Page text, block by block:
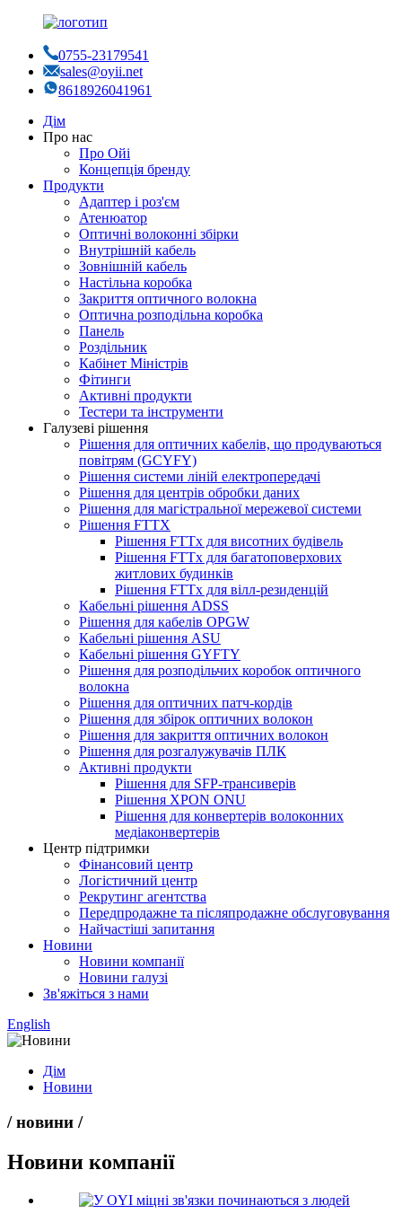
0755-23179541
sales@oyii.net
8618926041961
Дім
Про нас
Про Ойі
Концепція бренду
Продукти
Адаптер і роз'єм
Атенюатор
Оптичні волоконні збірки
Внутрішній кабель
Зовнішній кабель
Настільна коробка
Закриття оптичного волокна
Оптична розподільна коробка
Панель
Роздільник
Кабінет Міністрів
Фітинги
Активні продукти
Тестери та інструменти
Галузеві рішення
Рішення для оптичних кабелів, що продуваються
повітрям (GCYFY)
Рішення системи ліній електропередачі
Рішення для центрів обробки даних
Рішення для магістральної мережевої системи
Рішення FTTX
Рішення FTTx для висотних будівель
Рішення FTTx для багатоповерхових
житлових будинків
Рішення FTTx для вілл-резиденцій
Кабельні рішення ADSS
Рішення для кабелів OPGW
Кабельні рішення ASU
Кабельні рішення GYFTY
Рішення для розподільчих коробок оптичного
волокна
Рішення для оптичних патч-кордів
Рішення для збірок оптичних волокон
Рішення для закриття оптичних волокон
Рішення для розгалужувачів ПЛК
Активні продукти
Рішення для SFP-трансиверів
Рішення XPON ONU
Рішення для конвертерів волоконних
медіаконвертерів
Центр підтримки
Фінансовий центр
Логістичний центр
Рекрутинг агентства
Передпродажне та післяпродажне обслуговування
Найчастіші запитання
Новини
Новини компанії
Новини галузі
Зв'яжіться з нами
English
Дім
Новини
/ новини /
Новини компанії